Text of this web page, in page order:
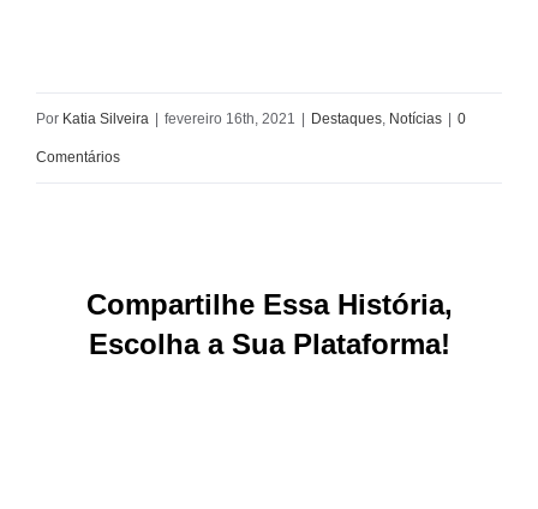
Por Katia Silveira | fevereiro 16th, 2021 | Destaques Notícias | 0
Comentários
Compartilhe Essa História,
Escolha a Sua Plataforma!